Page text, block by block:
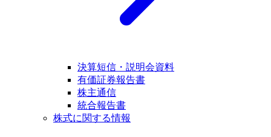
決算短信・説明会資料
有価証券報告書
株主通信
統合報告書
株式に関する情報